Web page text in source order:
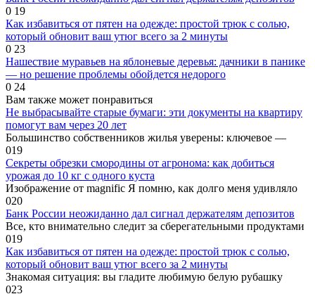
0 19
Как избавиться от пятен на одежде: простой трюк с солью,
который обновит ваш утюг всего за 2 минуты
0 23
Нашествие муравьев на яблоневые деревья: дачники в панике
— но решение проблемы обойдется недорого
0 24
Вам также может понравиться
Не выбрасывайте старые бумаги: эти документы на квартиру
помогут вам через 20 лет
Большинство собственников жилья уверены: ключевое —
019
Секреты обрезки смородины от агронома: как добиться
урожая до 10 кг с одного куста
Изображение от magnific Я помню, как долго меня удивляло
020
Банк России неожиданно дал сигнал держателям депозитов
Все, кто внимательно следит за сберегательными продуктами
019
Как избавиться от пятен на одежде: простой трюк с солью,
который обновит ваш утюг всего за 2 минуты
Знакомая ситуация: вы гладите любимую белую рубашку
023